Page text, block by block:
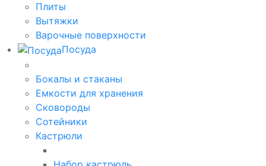
Плиты
Вытяжки
Варочные поверхности
Посуда
Бокалы и стаканы
Емкости для хранения
Сковороды
Сотейники
Кастрюли